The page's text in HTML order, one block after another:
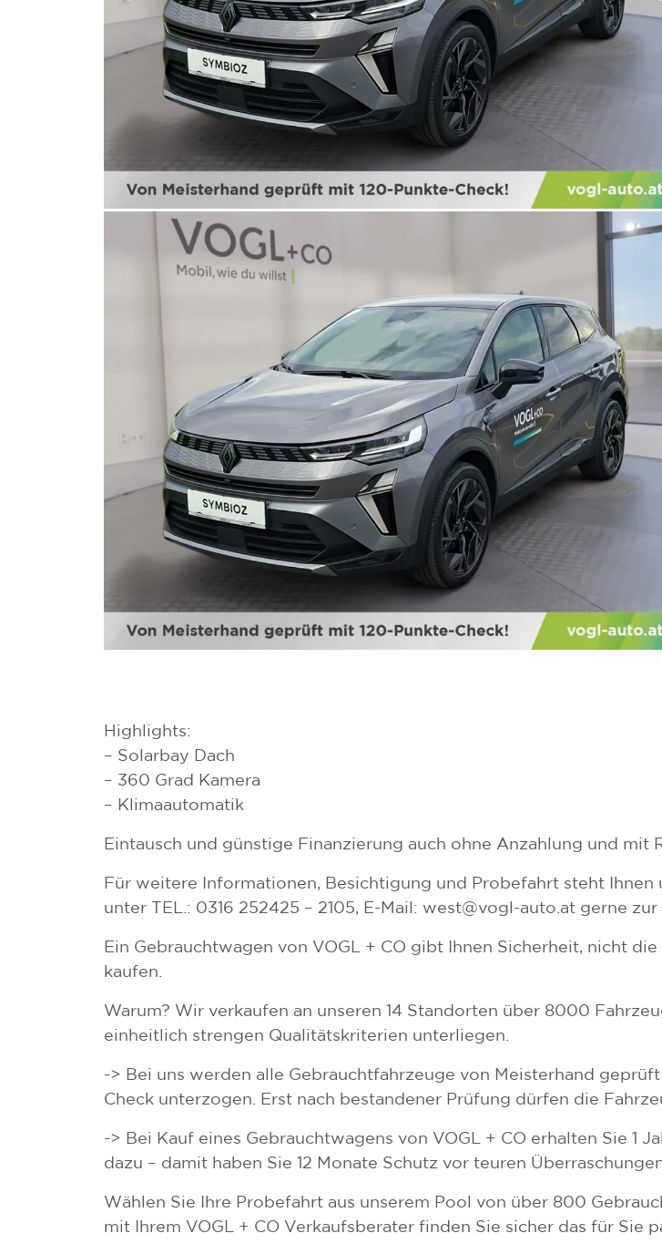
Highlights:
– Solarbay Dach
– 360 Grad Kamera
– Klimaautomatik
Eintausch und günstige Finanzierung auch ohne Anzahlung und mit
Für weitere Informationen, Besichtigung und Probefahrt steht Ihnen
unter TEL.: 0316 252425 – 2105, E-Mail: west@vogl-auto.at gerne zur
Ein Gebrauchtwagen von VOGL + CO gibt Ihnen Sicherheit, nicht die
kaufen.
Warum? Wir verkaufen an unseren 14 Standorten über 8000
einheitlich strengen Qualitätskriterien unterliegen.
-> Bei uns werden alle Gebrauchtfahrzeuge von Meisterhand
Check unterzogen. Erst nach bestandener Prüfung dürfen die
-> Bei Kauf eines Gebrauchtwagens von VOGL + CO erhalten Sie 1
dazu – damit haben Sie 12 Monate Schutz vor teuren
Wählen Sie Ihre Probefahrt aus unserem Pool von über 800
mit Ihrem VOGL + CO Verkaufsberater finden Sie sicher das für Sie